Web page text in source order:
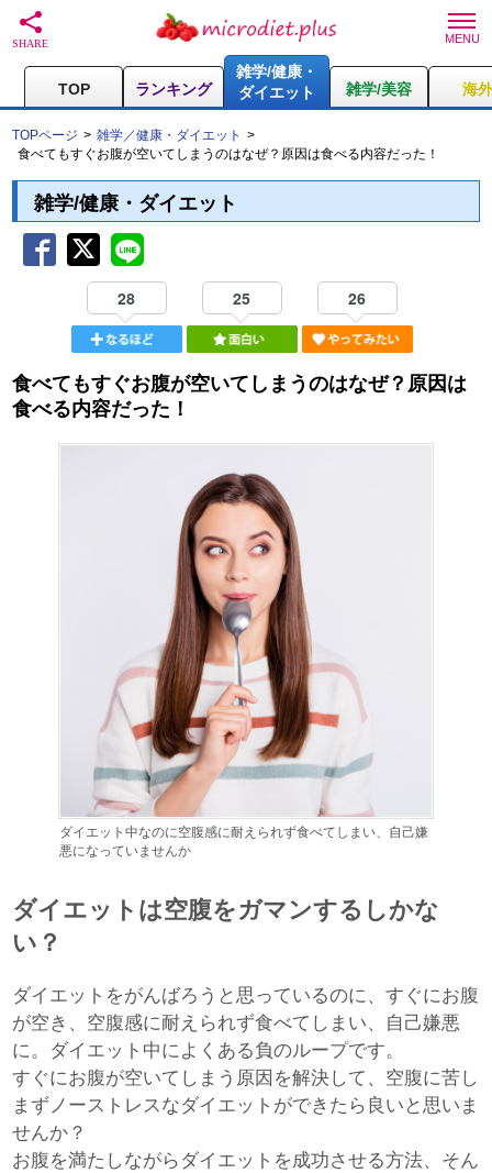
TOP ランキング
雑学/健康・
ダイエット
雑学/美容 海
TOPページ
雑学／健康・ダイエット
食べてもすぐお腹が空いてしまうのはなぜ？原因は食べる内容だった！
雑学/健康・ダイエット
28 25 26
食べてもすぐお腹が空いてしまうのはなぜ？原因は
食べる内容だった！
ダイエット中なのに空腹感に耐えられず食べてしまい、自己嫌
悪になっていませんか
ダイエットは空腹をガマンするしかな
い？
ダイエットをがんばろうと思っているのに、すぐにお腹
が空き、空腹感に耐えられず食べてしまい、自己嫌悪
に。ダイエット中によくある負のループです。
すぐにお腹が空いてしまう原因を解決して、空腹に苦し
まずノーストレスなダイエットができたら良いと思いま
せんか？
お腹を満たしながらダイエットを成功させる方法、そん